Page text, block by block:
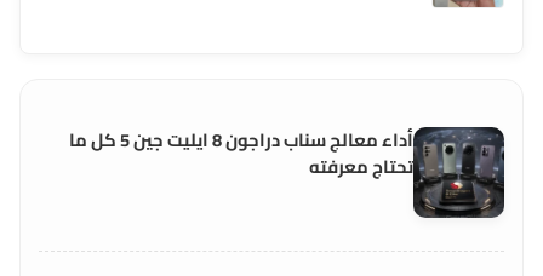
أداء معالج سناب دراجون 8 ايليت جين 5 كل ما
تحتاج معرفته